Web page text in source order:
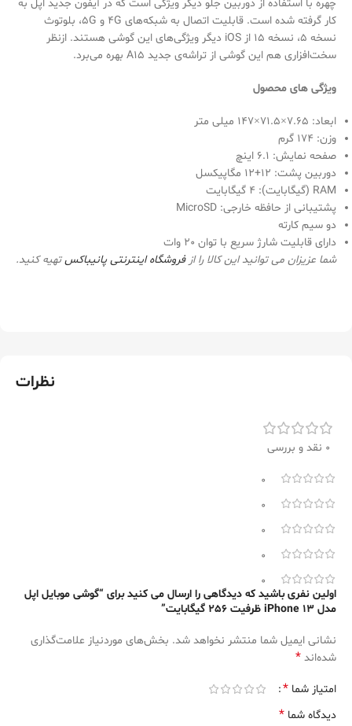
چهره با استفاده از دوربین جلو دیگر ویژگی است که در آیفون جدید اپل به
کار گرفته شده است. قابلیت اتصال به شبکه­‌های 4G و 5G، بلوتوث
نسخه‌ 5، نسخه­‌ 15 از iOS دیگر ویژگی‌های این گوشی هستند. ازنظر
سخت‌‌افزاری هم این گوشی از تراشه­‌ی جدید A15 بهره می‌برد.
ویژگی های محصول
ابعاد: 7.65×71.5×147 میلی متر
وزن: 174 گرم
صفحه نمایش: 6.1 اینچ
دوربین پشت: 12+12 مگاپیکسل
RAM (گیگابایت): 4 گیگابایت
پشتیبانی از حافظه خارجی: MicroSD
دو سیم کارته
دارای قابلیت شارژ سریع با توان 20 وات
شما عزیزان می توانید این کالا را ازفروشگاه اینترنتی پانیباکستهیه کنید.
نظرات
0 نقد و بررسی
0
0
0
0
0
اولین نفری باشید که دیدگاهی را ارسال می کنید برای “گوشی موبایل اپل
مدل iPhone 13 ظرفیت 256 گیگابایت”
نشانی ایمیل شما منتشر نخواهد شد. بخش‌های موردنیاز علامت‌گذاری
شده‌اند *
امتیاز شما *
دیدگاه شما *